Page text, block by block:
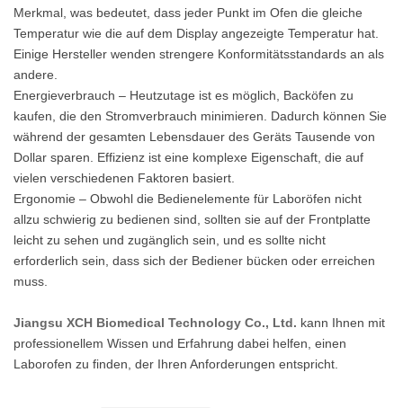
Merkmal, was bedeutet, dass jeder Punkt im Ofen die gleiche
Temperatur wie die auf dem Display angezeigte Temperatur hat.
Einige Hersteller wenden strengere Konformitätsstandards an als
andere.
Energieverbrauch – Heutzutage ist es möglich, Backöfen zu
kaufen, die den Stromverbrauch minimieren. Dadurch können Sie
während der gesamten Lebensdauer des Geräts Tausende von
Dollar sparen. Effizienz ist eine komplexe Eigenschaft, die auf
vielen verschiedenen Faktoren basiert.
Ergonomie – Obwohl die Bedienelemente für Laboröfen nicht
allzu schwierig zu bedienen sind, sollten sie auf der Frontplatte
leicht zu sehen und zugänglich sein, und es sollte nicht
erforderlich sein, dass sich der Bediener bücken oder erreichen
muss.
Jiangsu XCH Biomedical Technology Co., Ltd. kann Ihnen mit
professionellem Wissen und Erfahrung dabei helfen, einen
Laborofen zu finden, der Ihren Anforderungen entspricht.